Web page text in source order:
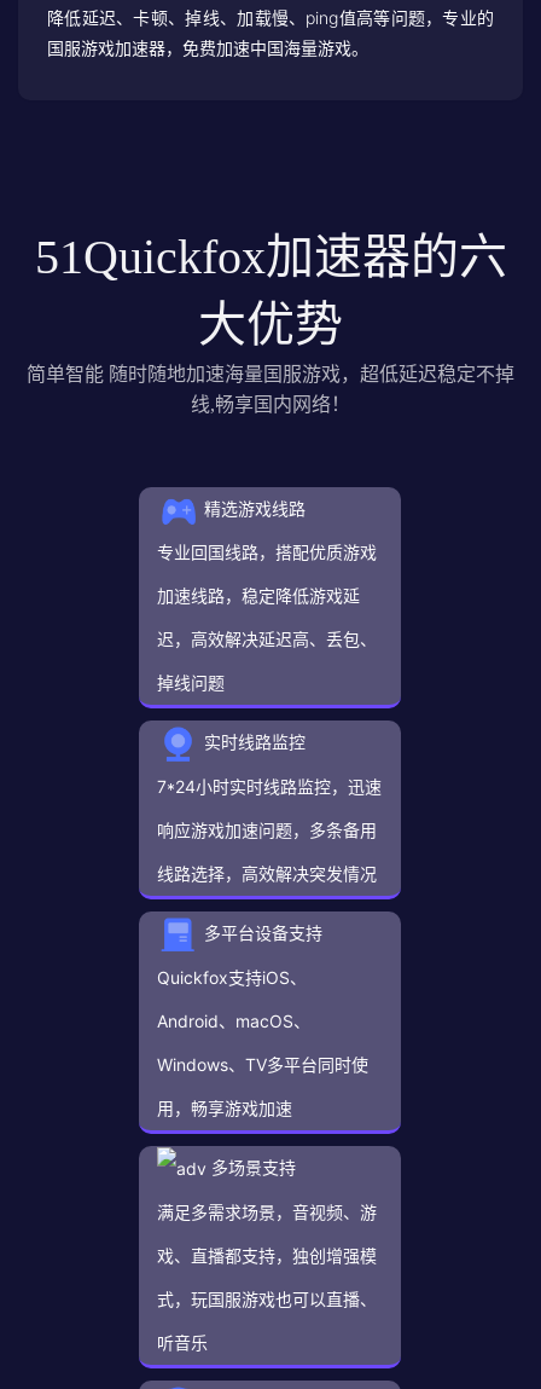
降低延迟、卡顿、掉线、加载慢、ping值高等问题，专业的
国服游戏加速器，免费加速中国海量游戏。
51Quickfox加速器的六
大优势
简单智能 随时随地加速海量国服游戏，超低延迟稳定不掉
线,畅享国内网络！
精选游戏线路
专业回国线路，搭配优质游戏
加速线路，稳定降低游戏延
迟，高效解决延迟高、丢包、
掉线问题
实时线路监控
7*24小时实时线路监控，迅速
响应游戏加速问题，多条备用
线路选择，高效解决突发情况
多平台设备支持
Quickfox支持iOS、
Android、macOS、
Windows、TV多平台同时使
用，畅享游戏加速
多场景支持
满足多需求场景，音视频、游
戏、直播都支持，独创增强模
式，玩国服游戏也可以直播、
听音乐